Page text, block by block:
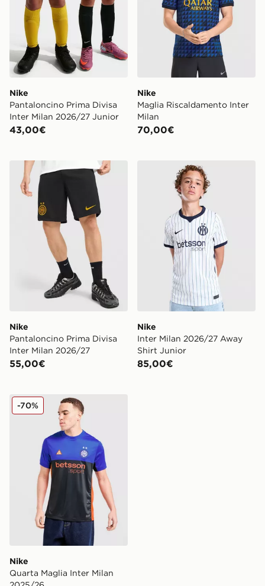
Nike
Pantaloncino Prima Divisa
Inter Milan 2026/27 Junior
43,00€
Nike
Maglia Riscaldamento Inter
Milan
70,00€
Nike Pantaloncino Prima Divisa Inter Milan 2026/27
Nike
Pantaloncino Prima Divisa
Inter Milan 2026/27
55,00€
Nike Inter Milan 2026/27
Nike
Inter Milan 2026/27 Away
Shirt Junior
85,00€
Nike Quarta Maglia Inter Milan 2025/26
Nike
Quarta Maglia Inter Milan
-70%